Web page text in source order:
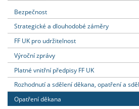
Bezpečnost
Strategické a dlouhodobé záměry
FF UK pro udržitelnost
Výroční zprávy
Platné vnitřní předpisy FF UK
Rozhodnutí a sdělení děkana, opatření a
Opatření děkana